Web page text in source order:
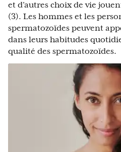
et d’autres choix de vie
(3). Les hommes et les
spermatozoïdes peuvent
dans leurs habitudes
qualité des spermatozoïdes.